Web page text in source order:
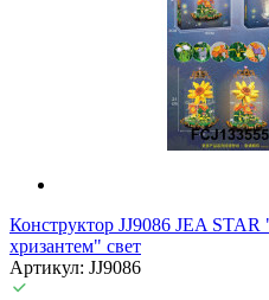
Конструктор JJ9086 JEA
хризантем" свет
Артикул: JJ9086